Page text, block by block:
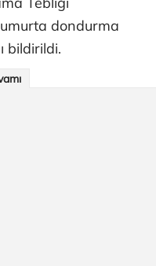
dondurma
bildirildi.